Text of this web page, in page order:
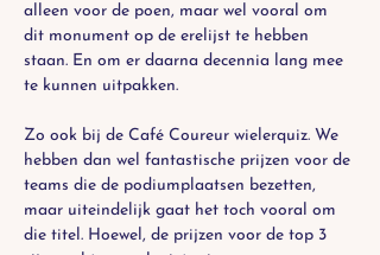
alleen voor de poen, maar wel vooral om
dit monument op de erelijst te hebben
staan. En om er daarna decennia lang mee
te kunnen uitpakken.
Zo ook bij de Café Coureur wielerquiz. We
hebben dan wel fantastische prijzen voor de
teams die de podiumplaatsen bezetten,
maar uiteindelijk gaat het toch vooral om
die titel. Hoewel, de prijzen voor de top 3